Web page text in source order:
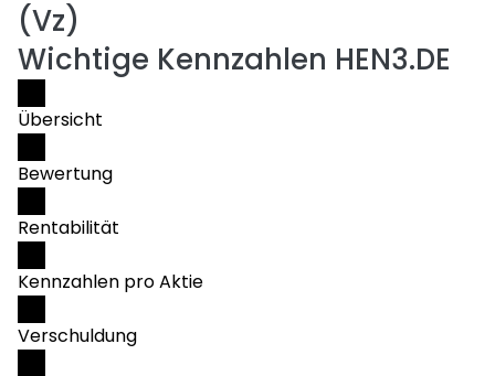
(Vz)
Wichtige Kennzahlen HEN3.DE
Übersicht
Bewertung
Rentabilität
Kennzahlen pro Aktie
Verschuldung